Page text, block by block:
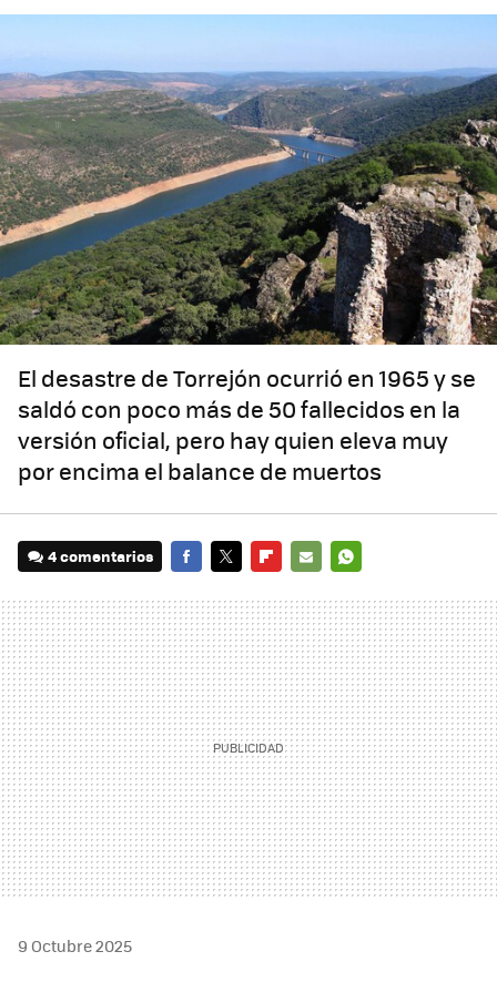
El desastre de Torrejón ocurrió en 1965 y se
saldó con poco más de 50 fallecidos en la
versión oficial, pero hay quien eleva muy
por encima el balance de muertos
4 comentarios
MAIL
9 Octubre 2025